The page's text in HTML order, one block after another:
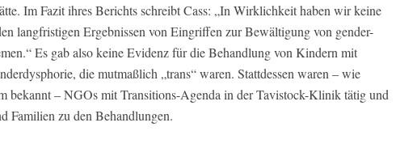
Im Fazit ihres Berichts schreibt Cass: „In Wirklichkeit haben wir keine
langfristigen Ergebnissen von Eingriffen zur Bewältigung von gender-
Es gab also keine Evidenz für die Behandlung von Kindern mit
die mutmaßlich „trans“ waren. Stattdessen waren – wie
bekannt – NGOs mit Transitions-Agenda in der Tavistock-Klinik tätig und
Familien zu den Behandlungen.